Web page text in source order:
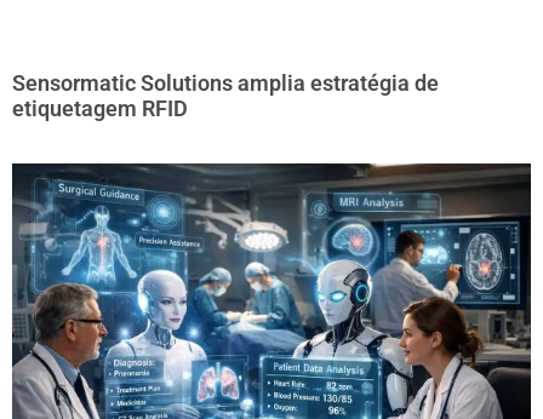
Sensormatic Solutions amplia estratégia de
etiquetagem RFID